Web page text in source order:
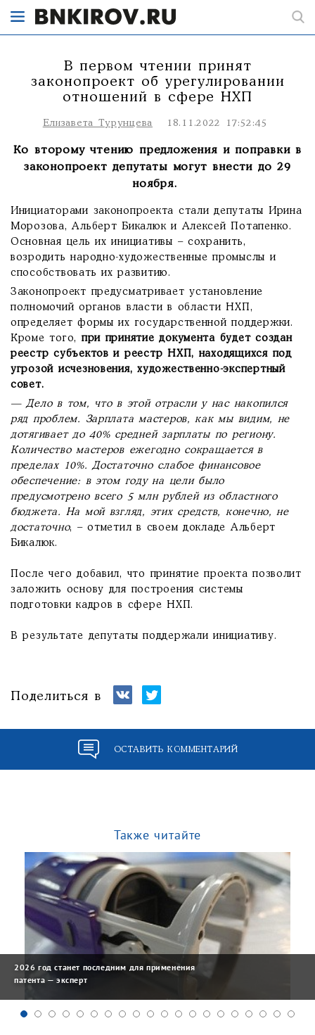
В первом чтении принят
законопроект об урегулировании
отношений в сфере НХП
Елизавета Турунцева 18.11.2022 17:52:45
Ко второму чтению предложения и поправки в
законопроект депутаты могут внести до 29
ноября.
Инициаторами законопроекта стали депутаты Ирина
Морозова, Альберт Бикалюк и Алексей Потапенко.
Основная цель их инициативы – сохранить,
возродить народно-художественные промыслы и
способствовать их развитию.
Законопроект предусматривает установление
полномочий органов власти в области НХП,
определяет формы их государственной поддержки.
Кроме того, при принятие документа будет создан
реестр субъектов и реестр НХП, находящихся под
угрозой исчезновения, художественно-экспертный
совет.
— Дело в том, что в этой отрасли у нас накопился
ряд проблем. Зарплата мастеров, как мы видим, не
дотягивает до 40% средней зарплаты по региону.
Количество мастеров ежегодно сокращается в
пределах 10%. Достаточно слабое финансовое
обеспечение: в этом году на цели было
предусмотрено всего 5 млн рублей из областного
бюджета. На мой взгляд, этих средств, конечно, не
достаточно, – отметил в своем докладе Альберт
Бикалюк.
После чего добавил, что принятие проекта позволит
заложить основу для построения системы
подготовки кадров в сфере НХП.
В результате депутаты поддержали инициативу.
Поделиться в
ОСТАВИТЬ КОММЕНТАРИЙ
Также читайте
2026 год станет последним для применения
патента — эксперт